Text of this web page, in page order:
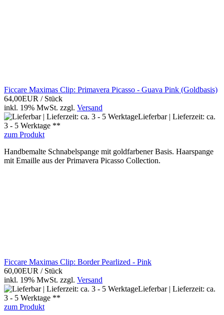
Ficcare Maximas Clip: Primavera Picasso - Guava Pink (Goldbasis)
64,00EUR / Stück
inkl. 19% MwSt. zzgl. Versand
Lieferbar | Lieferzeit: ca.
3 - 5 Werktage **
zum Produkt
Handbemalte Schnabelspange mit goldfarbener Basis. Haarspange
mit Emaille aus der Primavera Picasso Collection.
Ficcare Maximas Clip: Border Pearlized - Pink
60,00EUR / Stück
inkl. 19% MwSt. zzgl. Versand
Lieferbar | Lieferzeit: ca.
3 - 5 Werktage **
zum Produkt